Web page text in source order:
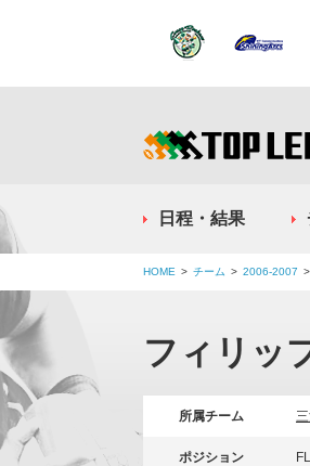
日程・結果
HOME チーム 2006-2007
フィリッ
所属チーム
ポジション FL